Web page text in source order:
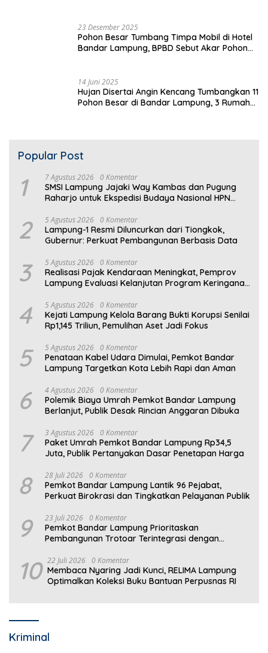
23 Desember 2025
Pohon Besar Tumbang Timpa Mobil di Hotel
Bandar Lampung, BPBD Sebut Akar Pohon
14 Juni 2025
Hujan Disertai Angin Kencang Tumbangkan 11
Pohon Besar di Bandar Lampung, 3 Rumah
Popular Post
1 7 Agustus 2026 0 Komentar
SMSI Lampung Jajaki Way Kambas dan Pugung
Raharjo untuk Ekspedisi Budaya Nasional HPN
2 5 Agustus 2026 0 Komentar
Lampung-1 Resmi Diluncurkan dari Tiongkok,
Gubernur: Perkuat Pembangunan Berbasis Data
3 5 Agustus 2026 0 Komentar
Realisasi Pajak Kendaraan Meningkat, Pemprov
Lampung Evaluasi Kelanjutan Program Keringanan
4 5 Agustus 2026 0 Komentar
Kejati Lampung Kelola Barang Bukti Korupsi Senilai
Rp1,145 Triliun, Pemulihan Aset Jadi Fokus
5 5 Agustus 2026 0 Komentar
Penataan Kabel Udara Dimulai, Pemkot Bandar
Lampung Targetkan Kota Lebih Rapi dan Aman
6 4 Agustus 2026 0 Komentar
Polemik Biaya Umrah Pemkot Bandar Lampung
Berlanjut, Publik Desak Rincian Anggaran Dibuka
7 3 Agustus 2026 0 Komentar
Paket Umrah Pemkot Bandar Lampung Rp34,5
Juta, Publik Pertanyakan Dasar Penetapan Harga
8 28 Juli 2026 0 Komentar
Pemkot Bandar Lampung Lantik 96 Pejabat,
Perkuat Birokrasi dan Tingkatkan Pelayanan Publik
9 23 Juli 2026 0 Komentar
Pemkot Bandar Lampung Prioritaskan
Pembangunan Trotoar Terintegrasi dengan
10 22 Juli 2026 0 Komentar
Membaca Nyaring Jadi Kunci, RELIMA Lampung
Optimalkan Koleksi Buku Bantuan Perpusnas RI
Kriminal